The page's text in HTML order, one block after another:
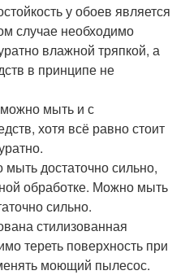
у обоев является
случае необходимо
влажной тряпкой, а
в принципе не
мыть и с
хотя всё равно стоит
достаточно сильно,
обработке. Можно мыть
сильно.
стилизованная
тереть поверхность при
моющий пылесос.